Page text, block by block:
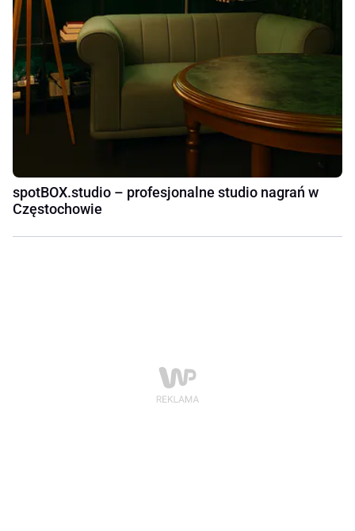
spotBOX.studio – profesjonalne studio nagrań w
Częstochowie